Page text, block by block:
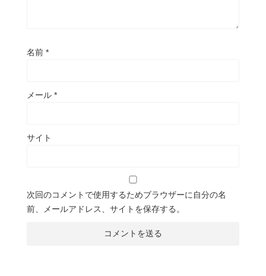
名前 *
メール *
サイト
次回のコメントで使用するためブラウザーに自分の名
前、メールアドレス、サイトを保存する。